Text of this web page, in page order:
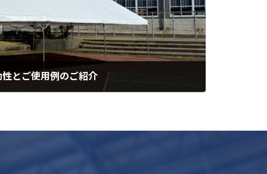
とご使用例のご紹介